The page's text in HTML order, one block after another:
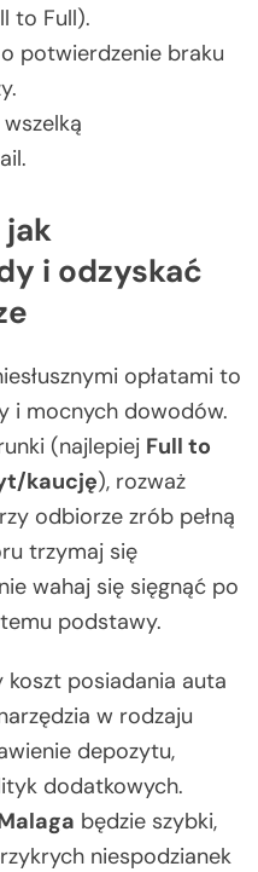
to Full).
potwierdzenie braku
i odzyskać
opłatami to
i mocnych dowodów.
(najlepiej Full to
kaucję), rozważ
odbiorze zrób pełną
trzymaj się
wahaj się sięgnąć po
podstawy.
posiadania auta
w rodzaju
depozytu,
dodatkowych.
będzie szybki,
niespodzianek